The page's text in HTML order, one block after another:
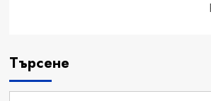
Търсене